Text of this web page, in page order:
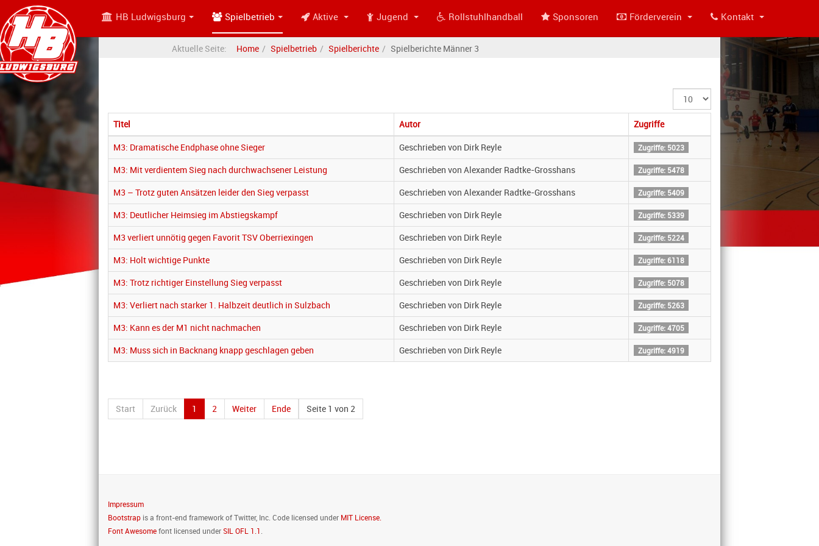
HB Ludwigsburg Spielbetrieb Aktive Jugend Rollstuhlhandball Sponsoren Förderverein Kontakt
Aktuelle Seite: Home Spielbetrieb Spielberichte Spielberichte Männer 3
Anzeige
#
Titel
Autor
Zugriffe
M3: Dramatische Endphase ohne Sieger
Geschrieben von Dirk Reyle Zugriffe: 5023
M3: Mit verdientem Sieg nach durchwachsener Leistung Geschrieben von Alexander Radtke-Grosshans Zugriffe: 5478
M3 – Trotz guten Ansätzen leider den Sieg verpasst Geschrieben von Alexander Radtke-Grosshans Zugriffe: 5409
M3: Deutlicher Heimsieg im Abstiegskampf Geschrieben von Dirk Reyle Zugriffe: 5339
M3 verliert unnötig gegen Favorit TSV Oberriexingen Geschrieben von Dirk Reyle Zugriffe: 5224
M3: Holt wichtige Punkte Geschrieben von Dirk Reyle Zugriffe: 6118
M3: Trotz richtiger Einstellung Sieg verpasst Geschrieben von Dirk Reyle Zugriffe: 5078
M3: Verliert nach starker 1. Halbzeit deutlich in Sulzbach Geschrieben von Dirk Reyle Zugriffe: 5263
M3: Kann es der M1 nicht nachmachen Geschrieben von Dirk Reyle Zugriffe: 4705
M3: Muss sich in Backnang knapp geschlagen geben Geschrieben von Dirk Reyle Zugriffe: 4919
Seite 1 von 2
Start Zurück 1 2 Weiter Ende
Impressum
Bootstrap is a front-end framework of Twitter, Inc. Code licensed under MIT License.
Font Awesomefont licensed under SIL OFL 1.1